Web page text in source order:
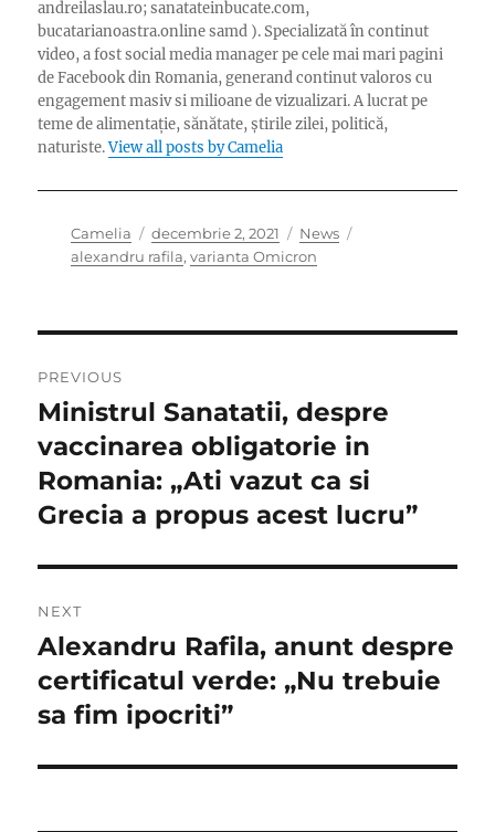
andreilaslau.ro; sanatateinbucate.com,
bucatarianoastra.online samd ). Specializată în continut
video, a fost social media manager pe cele mai mari pagini
de Facebook din Romania, generand continut valoros cu
engagement masiv si milioane de vizualizari. A lucrat pe
teme de alimentație, sănătate, știrile zilei, politică,
naturiste.View all posts by Camelia
Author
Camelia
Posted
on
decembrie 2, 2021 Categories
News
alexandru rafila, varianta Omicron
în
articole
PREVIOUS
Previous
post:
Ministrul Sanatatii, despre
vaccinarea obligatorie in
Romania: „Ati vazut ca si
Grecia a propus acest lucru”
NEXT
Next
post:
Alexandru Rafila, anunt despre
certificatul verde: „Nu trebuie
sa fim ipocriti”